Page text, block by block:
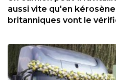
aussi vite qu'en
britanniques vont le